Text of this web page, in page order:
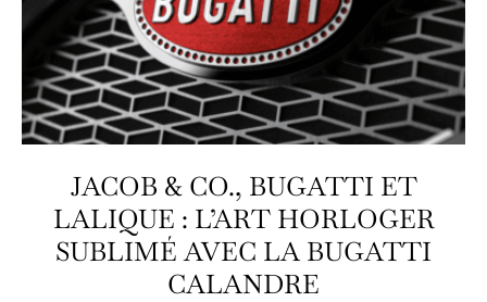
JACOB & CO., BUGATTI ET
LALIQUE : L’ART HORLOGER
SUBLIMÉ AVEC LA BUGATTI
CALANDRE